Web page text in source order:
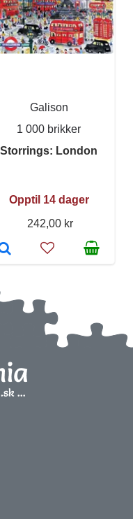
Galison
1 000 brikker
Storrings: London
Opptil 14 dager
242,00 kr